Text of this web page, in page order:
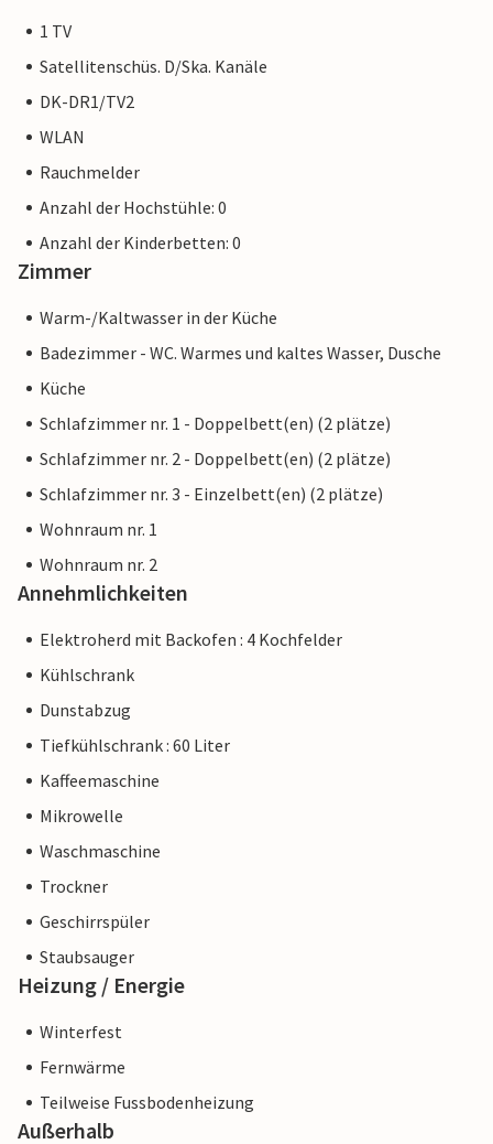
1 TV
Satellitenschüs. D/Ska. Kanäle
DK-DR1/TV2
WLAN
Rauchmelder
Anzahl der Hochstühle: 0
Anzahl der Kinderbetten: 0
Zimmer
Warm-/Kaltwasser in der Küche
Badezimmer - WC. Warmes und kaltes Wasser, Dusche
Küche
Schlafzimmer nr. 1 - Doppelbett(en) (2 plätze)
Schlafzimmer nr. 2 - Doppelbett(en) (2 plätze)
Schlafzimmer nr. 3 - Einzelbett(en) (2 plätze)
Wohnraum nr. 1
Wohnraum nr. 2
Annehmlichkeiten
Elektroherd mit Backofen : 4 Kochfelder
Kühlschrank
Dunstabzug
Tiefkühlschrank : 60 Liter
Kaffeemaschine
Mikrowelle
Waschmaschine
Trockner
Geschirrspüler
Staubsauger
Heizung / Energie
Winterfest
Fernwärme
Teilweise Fussbodenheizung
Außerhalb